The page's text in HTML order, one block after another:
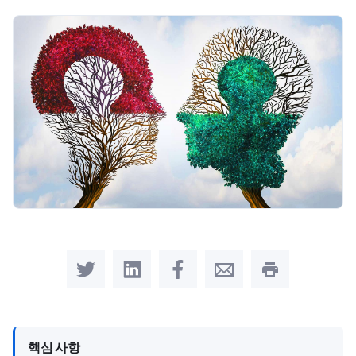
Share on TwitterShare on LinkedIn
Share on Facebook
Share by Email
Print this
핵심 사항